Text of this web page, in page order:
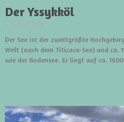
Der Yssykköl
4. August 2026
Der See ist der zweitgrößte
Welt (nach dem Titicaca-See) und ca.
wie der Bodensee. Er liegt auf ca.